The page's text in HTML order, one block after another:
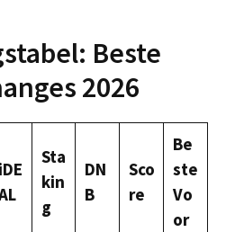
Beste
2026
iDE
Sta
kin
g
DN
B
Sco
re
Be
ste
Vo
or